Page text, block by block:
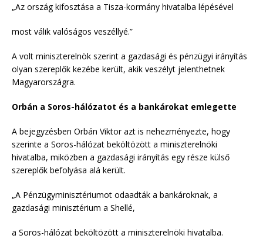
„Az ország kifosztása a Tisza-kormány hivatalba lépésével
most válik valóságos veszéllyé.”
A volt miniszterelnök szerint a gazdasági és pénzügyi irányítás
olyan szereplők kezébe került, akik veszélyt jelenthetnek
Magyarországra.
Orbán a Soros-hálózatot és a bankárokat emlegette
A bejegyzésben Orbán Viktor azt is nehezményezte, hogy
szerinte a Soros-hálózat beköltözött a miniszterelnöki
hivatalba, miközben a gazdasági irányítás egy része külső
szereplők befolyása alá került.
„A Pénzügyminisztériumot odaadták a bankároknak, a
gazdasági minisztérium a Shellé,
a Soros-hálózat beköltözött a miniszterelnöki hivatalba.